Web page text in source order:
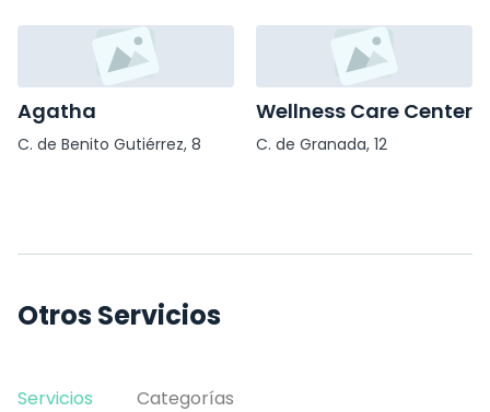
Agatha
C. de Benito Gutiérrez, 8
Wellness Care Center
C. de Granada, 12
Otros Servicios
Servicios Categorías